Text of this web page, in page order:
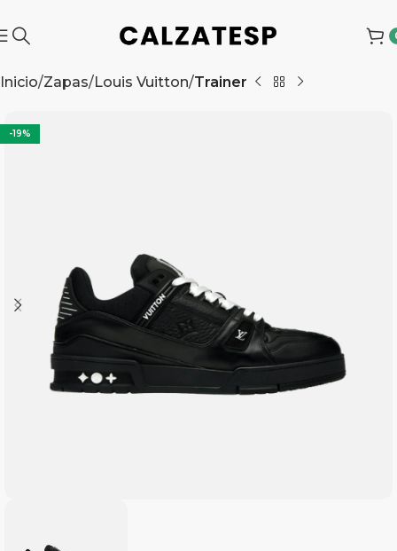
Inicio Zapas Louis Vuitton Trainer
-19%